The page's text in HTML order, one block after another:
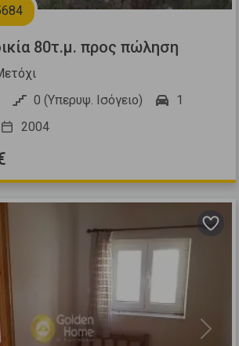
80τ.μ. προς πώληση
0 (Υπερυψ. Ισόγειο)
1
2004
Next